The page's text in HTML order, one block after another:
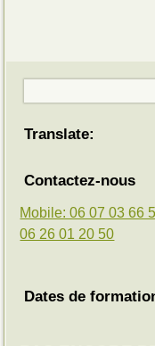
Translate:
Contactez-nous
Mobile: 06 07 03 66
06 26 01 20 50
Dates de